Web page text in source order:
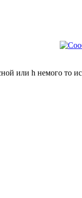
или h немого то